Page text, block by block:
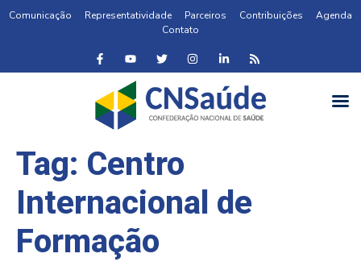
Comunicação Representatividade Parceiros Contribuições
Agenda
Contato
Tag: Centro
Internacional de
Formação